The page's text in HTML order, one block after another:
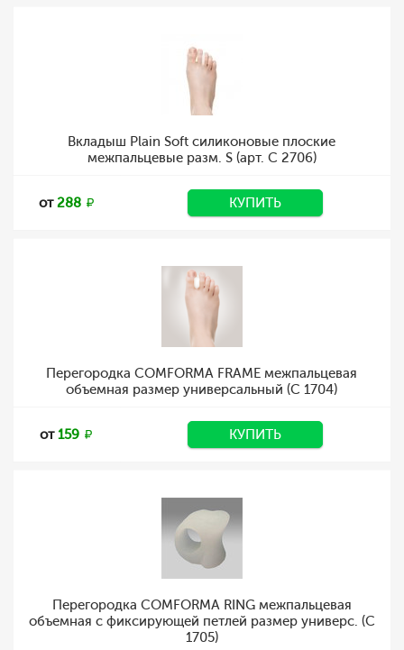
Вкладыш Plain Soft силиконовые плоские
межпальцевые разм. S (арт. C 2706)
от288 КУПИТЬ
Перегородка COMFORMA FRAME межпальцевая
объемная размер универсальный (С 1704)
от159 КУПИТЬ
Перегородка COMFORMA RING межпальцевая
объемная с фиксирующей петлей размер универс. (С
1705)